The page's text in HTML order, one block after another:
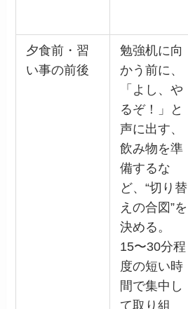
夕食前・習
い事の前後
勉強机に向
かう前に、
「よし、や
るぞ！」と
声に出す、
飲み物を準
備するな
ど、“切り替
えの合図”を
決める。
15〜30分程
度の短い時
間で集中し
て取り組